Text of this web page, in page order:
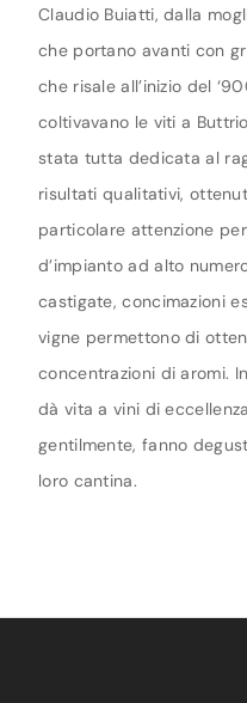
Claudio Buiatti, dalla
che portano avanti con
che risale all’inizio del
coltivavano le viti a
stata tutta dedicata al
risultati qualitativi,
particolare attenzione
d’impianto ad alto
castigate, concimazioni
vigne permettono di
concentrazioni di aromi.
dà vita a vini di
gentilmente, fanno
loro cantina.